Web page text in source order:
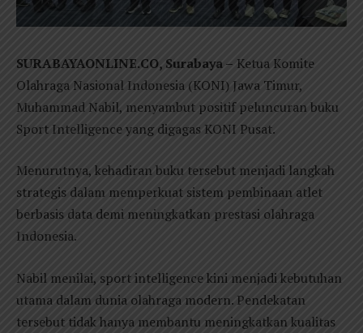
SURABAYAONLINE.CO, Surabaya – Ketua Komite
Olahraga Nasional Indonesia (KONI) Jawa Timur,
Muhammad Nabil, menyambut positif peluncuran buku
Sport Intelligence yang digagas KONI Pusat.
Menurutnya, kehadiran buku tersebut menjadi langkah
strategis dalam memperkuat sistem pembinaan atlet
berbasis data demi meningkatkan prestasi olahraga
Indonesia.
Nabil menilai, sport intelligence kini menjadi kebutuhan
utama dalam dunia olahraga modern. Pendekatan
tersebut tidak hanya membantu meningkatkan kualitas